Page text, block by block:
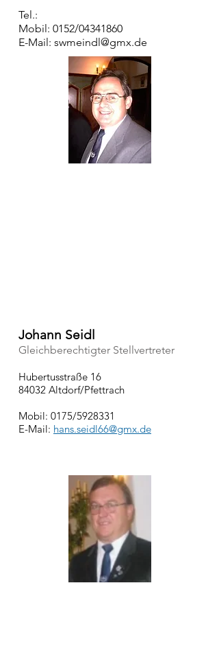
Tel.:
Mobil: 0152/04341860
E-Mail: swmeindl@gmx.de
Johann Seidl
Gleichberechtigter Stellvertreter
Hubertusstraße 16
84032 Altdorf/Pfettrach
Mobil: 0175/5928331
E-Mail: hans.seidl66@gmx.de